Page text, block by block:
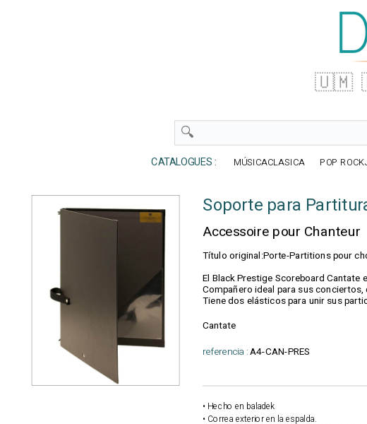
🇺🇲
CATALOGUES : MÚSICACLASICA POP
Soporte para
Accessoire pour Chanteur
Título original:Porte-Partitions pour
El Black Prestige Scoreboard
Compañero ideal para sus
Tiene dos elásticos para unir sus
Cantate
referencia :A4-CAN-PRES
• Hecho en baladek
• Correa exterior en la espalda.